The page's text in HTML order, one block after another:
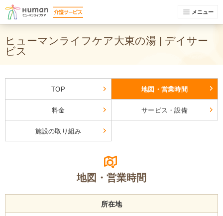
メニュー
ヒューマンライフケア大東の湯 | デイサー
ビス
TOP 地図・営業時間
料金 サービス・設備
施設の取り組み
地図・営業時間
所在地